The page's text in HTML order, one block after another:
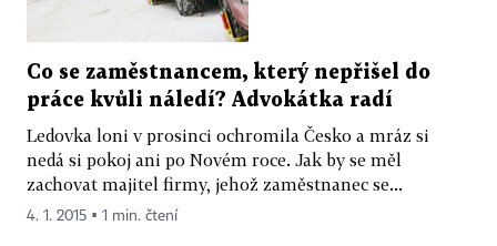
Co se zaměstnancem, který nepřišel do
práce kvůli náledí? Advokátka radí
Ledovka loni v prosinci ochromila Česko a mráz si
nedá si pokoj ani po Novém roce. Jak by se měl
zachovat majitel firmy, jehož zaměstnanec se...
4. 1. 2015 ▪ 1 min. čtení